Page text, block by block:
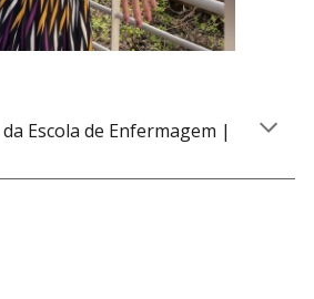
Escola de Enfermagem |